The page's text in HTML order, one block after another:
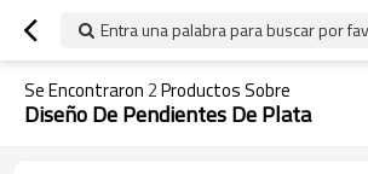
Entra una palabra para buscar por
Se Encontraron 2Productos Sobre
Diseño De Pendientes De Plata